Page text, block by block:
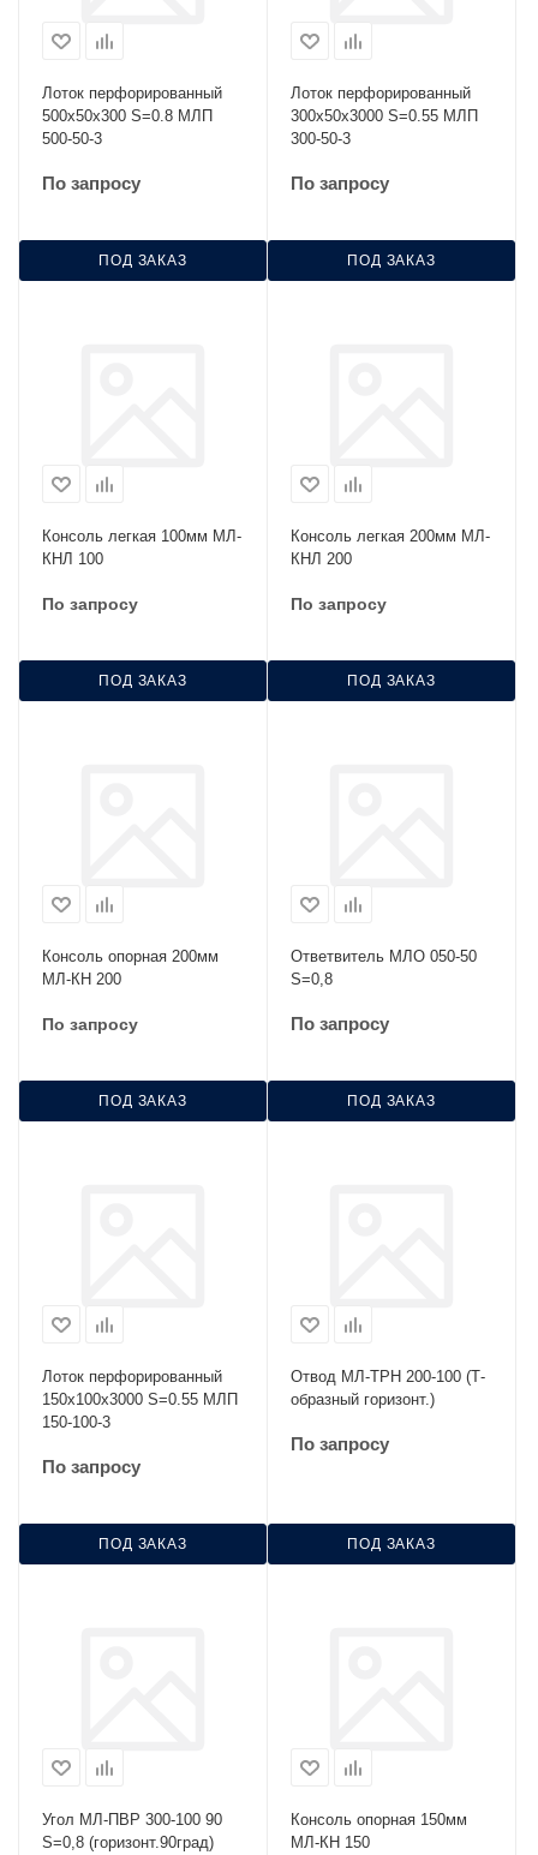
Лоток перфорированный
500х50х300 S=0.8 МЛП
500-50-3
По запросу
ПОД ЗАКАЗ
Лоток перфорированный
300х50х3000 S=0.55 МЛП
300-50-3
По запросу
ПОД ЗАКАЗ
Консоль легкая 100мм МЛ-
КНЛ 100
По запросу
ПОД ЗАКАЗ
Консоль легкая 200мм МЛ-
КНЛ 200
По запросу
ПОД ЗАКАЗ
Консоль опорная 200мм
МЛ-КН 200
По запросу
ПОД ЗАКАЗ
Ответвитель МЛО 050-50
S=0,8
По запросу
ПОД ЗАКАЗ
Лоток перфорированный
150х100х3000 S=0.55 МЛП
150-100-3
По запросу
ПОД ЗАКАЗ
Отвод МЛ-ТРН 200-100 (Т-
образный горизонт.)
По запросу
ПОД ЗАКАЗ
Угол МЛ-ПВР 300-100 90
S=0,8 (горизонт.90град)
Консоль опорная 150мм
МЛ-КН 150